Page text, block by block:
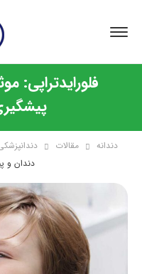
فلورایدتراپی:
دندانه مقالات
دندان و